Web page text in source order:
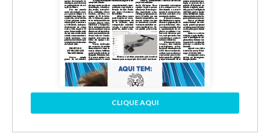
CLIQUE AQUI